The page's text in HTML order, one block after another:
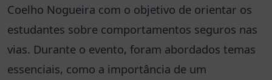
Coelho Nogueira com o objetivo de orientar os
estudantes sobre comportamentos seguros nas
vias. Durante o evento, foram abordados temas
essenciais, como a importância de um